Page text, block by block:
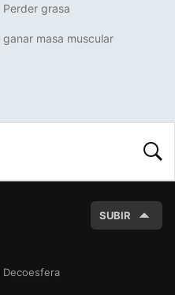
Perder grasa
ganar masa muscular
SUBIR
Decoesfera